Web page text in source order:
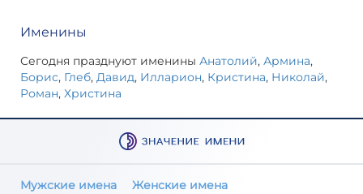
Именины
Сегодня празднуют именины Анатолий, Армина,
Борис, Глеб, Давид, Илларион, Кристина, Николай,
Роман, Христина
Мужские имена Женские имена